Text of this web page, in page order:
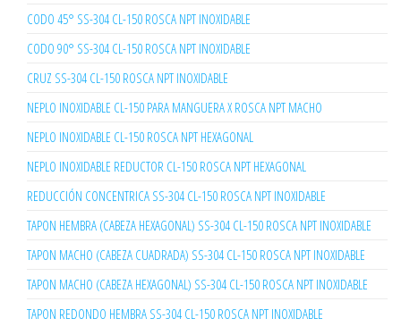
CODO 45° SS-304 CL-150 ROSCA NPT INOXIDABLE
CODO 90° SS-304 CL-150 ROSCA NPT INOXIDABLE
CRUZ SS-304 CL-150 ROSCA NPT INOXIDABLE
NEPLO INOXIDABLE CL-150 PARA MANGUERA X ROSCA NPT MACHO
NEPLO INOXIDABLE CL-150 ROSCA NPT HEXAGONAL
NEPLO INOXIDABLE REDUCTOR CL-150 ROSCA NPT HEXAGONAL
REDUCCIÓN CONCENTRICA SS-304 CL-150 ROSCA NPT INOXIDABLE
TAPON HEMBRA (CABEZA HEXAGONAL) SS-304 CL-150 ROSCA NPT INOXIDABLE
TAPON MACHO (CABEZA CUADRADA) SS-304 CL-150 ROSCA NPT INOXIDABLE
TAPON MACHO (CABEZA HEXAGONAL) SS-304 CL-150 ROSCA NPT INOXIDABLE
TAPON REDONDO HEMBRA SS-304 CL-150 ROSCA NPT INOXIDABLE